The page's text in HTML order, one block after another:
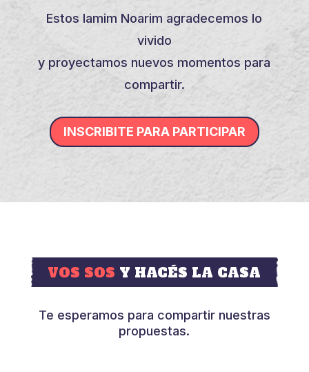
Estos Iamim Noarim agradecemos lo
vivido
y proyectamos nuevos momentos para
compartir.
INSCRIBITE PARA PARTICIPAR
VOS SOS Y HACÉS LA CASA
Te esperamos para compartir nuestras
propuestas.